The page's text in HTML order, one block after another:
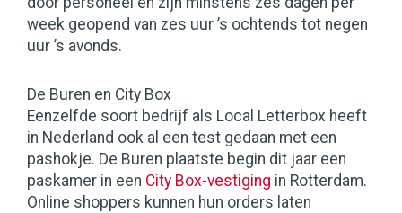
week geopend van zes uur ’s ochtends tot negen
uur ’s avonds.
De Buren en City Box
Eenzelfde soort bedrijf als Local Letterbox heeft
in Nederland ook al een test gedaan met een
pashokje. De Buren plaatste begin dit jaar een
paskamer in een City Box-vestiging in Rotterdam.
Online shoppers kunnen hun orders laten